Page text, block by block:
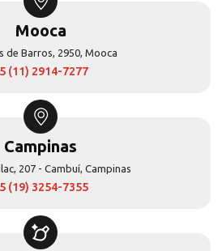
Mooca
de Barros, 2950, Mooca
(11) 2914-7277
Campinas
207 - Cambuí, Campinas
(19) 3254-7355